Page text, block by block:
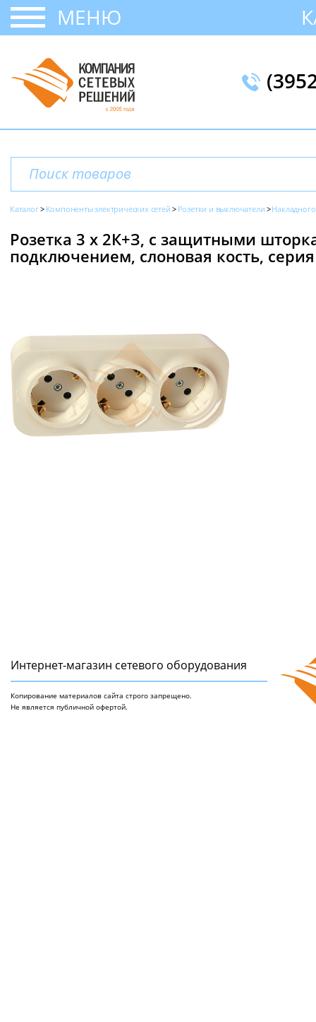
МЕНЮ
Каталог Компоненты электрических сетей Розетки и выключатели
Розетка 3 х 2К+З, с защитными
подключением, слоновая кость,
Интернет-магазин сетeвого оборудования
Копирование материалов сайта строго запрещено.
Не является публичной офертой.